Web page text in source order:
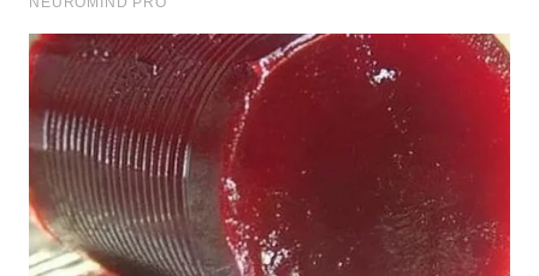
WN
DAIRI
WN
DANAU
TOBA
WN
NIAS